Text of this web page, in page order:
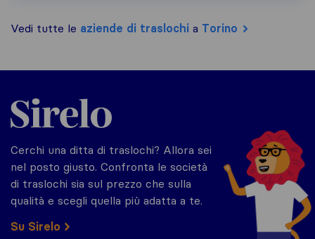
Vedi tutte le aziende di traslochi a Torino
Sirelo.it
Cerchi una ditta di traslochi? Allora sei
nel posto giusto. Confronta le società
di traslochi sia sul prezzo che sulla
qualità e scegli quella più adatta a te.
Su Sirelo